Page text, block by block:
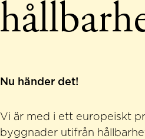
Nu händer det!
Vi är med i ett europeiskt
byggnader utifrån